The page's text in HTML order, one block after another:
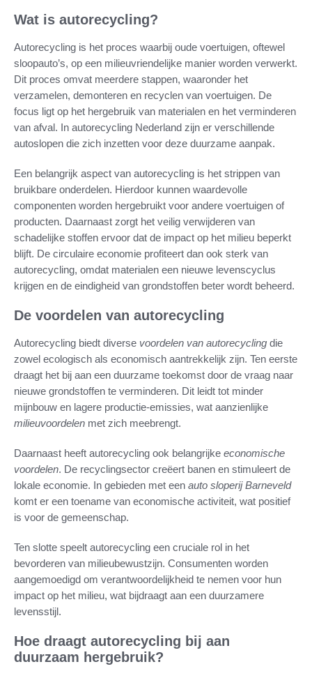
Wat is autorecycling?
Autorecycling is het proces waarbij oude voertuigen, oftewel
sloopauto’s, op een milieuvriendelijke manier worden verwerkt.
Dit proces omvat meerdere stappen, waaronder het
verzamelen, demonteren en recyclen van voertuigen. De
focus ligt op het hergebruik van materialen en het verminderen
van afval. In autorecycling Nederland zijn er verschillende
autoslopen die zich inzetten voor deze duurzame aanpak.
Een belangrijk aspect van autorecycling is het strippen van
bruikbare onderdelen. Hierdoor kunnen waardevolle
componenten worden hergebruikt voor andere voertuigen of
producten. Daarnaast zorgt het veilig verwijderen van
schadelijke stoffen ervoor dat de impact op het milieu beperkt
blijft. De circulaire economie profiteert dan ook sterk van
autorecycling, omdat materialen een nieuwe levenscyclus
krijgen en de eindigheid van grondstoffen beter wordt beheerd.
De voordelen van autorecycling
Autorecycling biedt diverse voordelen van autorecycling die
zowel ecologisch als economisch aantrekkelijk zijn. Ten eerste
draagt het bij aan een duurzame toekomst door de vraag naar
nieuwe grondstoffen te verminderen. Dit leidt tot minder
mijnbouw en lagere productie-emissies, wat aanzienlijke
milieuvoordelen met zich meebrengt.
Daarnaast heeft autorecycling ook belangrijke economische
voordelen. De recyclingsector creëert banen en stimuleert de
lokale economie. In gebieden met een auto sloperij Barneveld
komt er een toename van economische activiteit, wat positief
is voor de gemeenschap.
Ten slotte speelt autorecycling een cruciale rol in het
bevorderen van milieubewustzijn. Consumenten worden
aangemoedigd om verantwoordelijkheid te nemen voor hun
impact op het milieu, wat bijdraagt aan een duurzamere
levensstijl.
Hoe draagt autorecycling bij aan
duurzaam hergebruik?